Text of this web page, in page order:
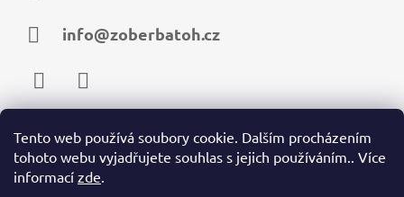
Tento web používá soubory cookie. Dalším procházením
tohoto webu vyjadřujete souhlas s jejich používáním.. Více
informací zde.
info@zoberbatoh.cz
FacebookInstagram
PŘIJÍMÁME ONLINE PLATBY